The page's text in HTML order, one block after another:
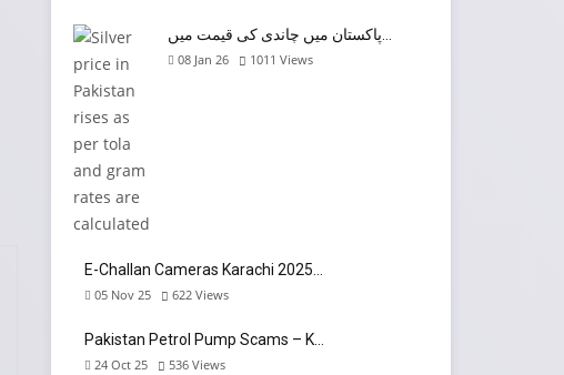
08 Jan 26 1011 Views
E-Challan Cameras Karachi 2025…
05 Nov 25 622 Views
Pakistan Petrol Pump Scams – K…
24 Oct 25 536 Views